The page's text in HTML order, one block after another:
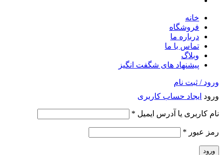
خانه
فروشگاه
درباره ما
تماس با ما
وبلاگ
پیشنهاد های شگفت انگیز
ورود / ثبت نام
ورود ایجاد حساب کاربری
نام کاربری یا آدرس ایمیل *
رمز عبور *
ورود